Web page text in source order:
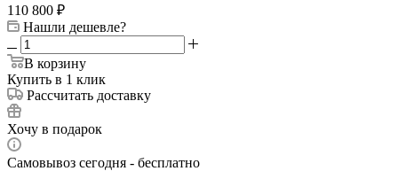
110 800 ₽
Нашли дешевле?
В корзину
Купить в 1 клик
Рассчитать доставку
Хочу в подарок
Самовывоз сегодня - бесплатно